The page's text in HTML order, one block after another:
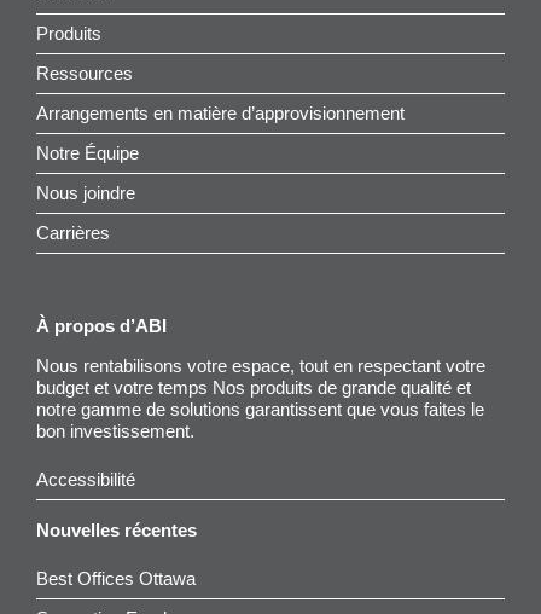
Produits
Ressources
Arrangements en matière d’approvisionnement
Notre Équipe
Nous joindre
Carrières
À propos d’ABI
Nous rentabilisons votre espace, tout en respectant votre
budget et votre temps Nos produits de grande qualité et
notre gamme de solutions garantissent que vous faites le
bon investissement.
Accessibilité
Nouvelles récentes
Best Offices Ottawa